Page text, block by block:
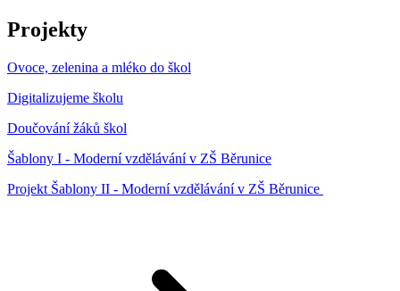
Projekty
Ovoce, zelenina a mléko do škol
Digitalizujeme školu
Doučování žáků škol
Šablony I - Moderní vzdělávání v ZŠ Běrunice
Projekt Šablony II - Moderní vzdělávání v ZŠ Běrunice